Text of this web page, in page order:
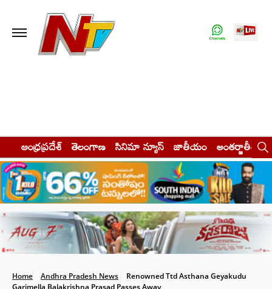
ఆంధ్రప్రదేశ్ తెలంగాణ సినిమా న్యూస్ జాతీయం అంతర్జాతీయం
Home Andhra Pradesh News
Renowned Ttd Asthana Geyakudu
Garimella Balakrishna Prasad Passes Away